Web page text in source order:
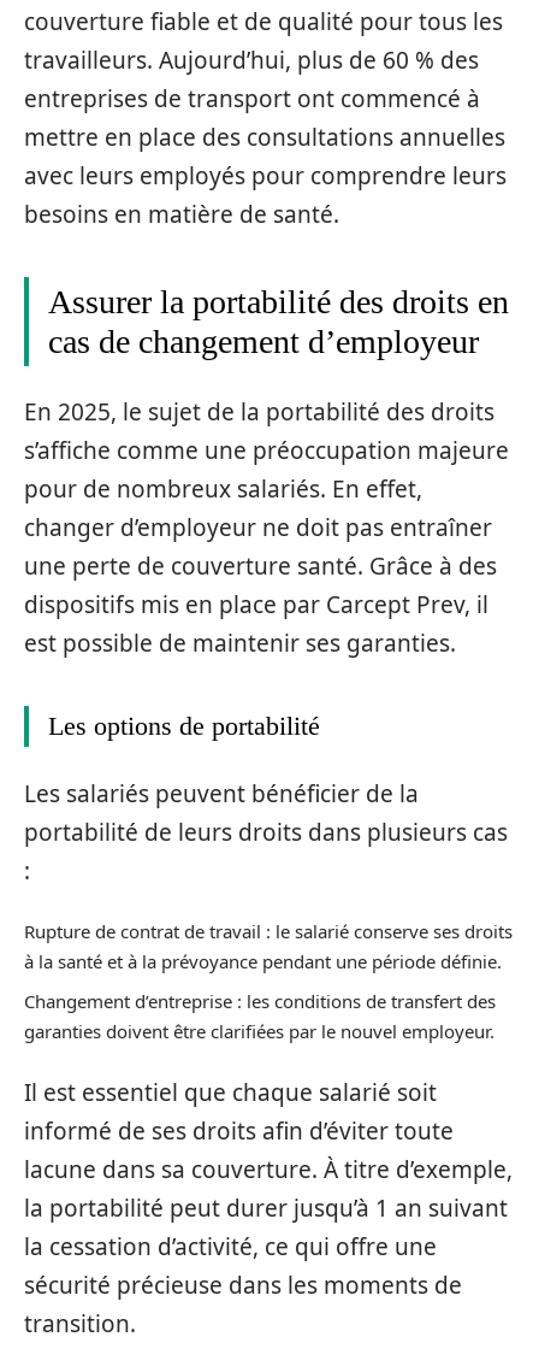
couverture fiable et de qualité pour tous les
travailleurs. Aujourd’hui, plus de 60 % des
entreprises de transport ont commencé à
mettre en place des consultations annuelles
avec leurs employés pour comprendre leurs
besoins en matière de santé.
Assurer la portabilité des droits en
cas de changement d’employeur
En 2025, le sujet de la portabilité des droits
s’affiche comme une préoccupation majeure
pour de nombreux salariés. En effet,
changer d’employeur ne doit pas entraîner
une perte de couverture santé. Grâce à des
dispositifs mis en place par Carcept Prev, il
est possible de maintenir ses garanties.
Les options de portabilité
Les salariés peuvent bénéficier de la
portabilité de leurs droits dans plusieurs cas
:
Rupture de contrat de travail : le salarié conserve ses droits
à la santé et à la prévoyance pendant une période définie.
Changement d’entreprise : les conditions de transfert des
garanties doivent être clarifiées par le nouvel employeur.
Il est essentiel que chaque salarié soit
informé de ses droits afin d’éviter toute
lacune dans sa couverture. À titre d’exemple,
la portabilité peut durer jusqu’à 1 an suivant
la cessation d’activité, ce qui offre une
sécurité précieuse dans les moments de
transition.